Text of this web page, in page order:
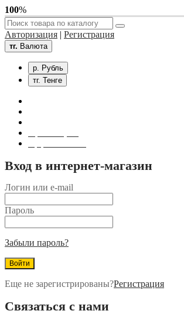
100%
Авторизация | Регистрация
тг. Валюта
р. Рубль
тг. Тенге
Вход в интернет-магазин
Логин или e-mail
Пароль
Забыли пароль?
Еще не зарегистрированы?Регистрация
Связаться с нами